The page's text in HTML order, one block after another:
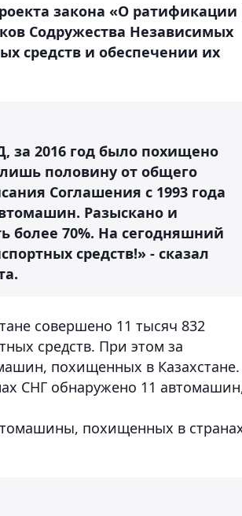
закона «О ратификации
Содружества Независимых
средств и обеспечении их
за 2016 год было похищено
половину от общего
Соглашения с 1993 года
Разыскано и
более 70%. На сегодняшний
средств!» - сказал
совершено 11 тысяч 832
средств. При этом за
похищенных в Казахстане.
СНГ обнаружено 11
похищенных в